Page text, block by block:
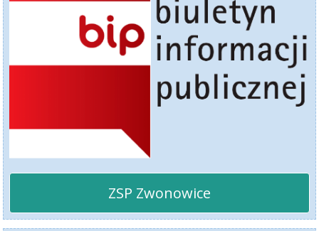
ZSP Zwonowice